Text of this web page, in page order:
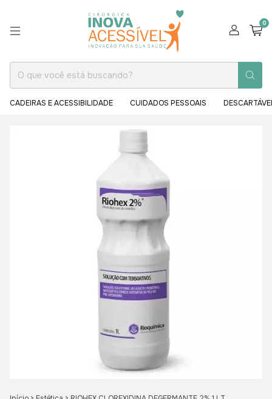
0
CADEIRAS E ACESSIBILIDADE CUIDADOS PESSOAIS